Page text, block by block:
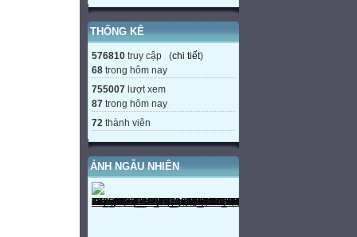
THỐNG KÊ
576810 truy cập (chi tiết)
68 trong hôm nay
755007 lượt xem
87 trong hôm nay
72 thành viên
ẢNH NGẪU NHIÊN